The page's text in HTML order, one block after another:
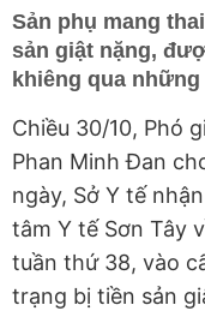
Sản phụ mang
sản giật nặng,
khiêng qua
Chiều 30/10, Phó
Phan Minh Đan
ngày, Sở Y tế
tâm Y tế Sơn Tây
tuần thứ 38, vào
trạng bị tiền sản